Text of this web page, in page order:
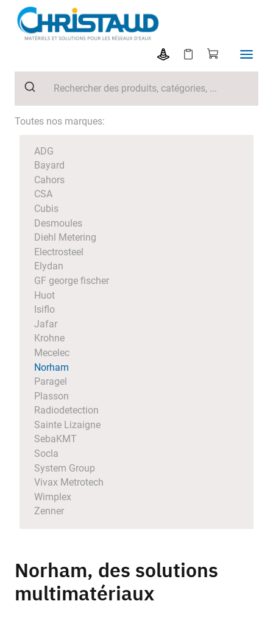
Toutes nos marques:
ADG
Bayard
Cahors
CSA
Cubis
Desmoules
Diehl Metering
Electrosteel
Elydan
GF george fischer
Huot
Isiflo
Jafar
Krohne
Mecelec
Norham
Paragel
Plasson
Radiodetection
Sainte Lizaigne
SebaKMT
Socla
System Group
Vivax Metrotech
Wimplex
Zenner
Norham, des solutions
multimatériaux